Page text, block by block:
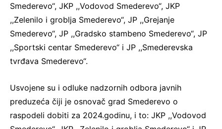
Smederevo“, JKP ,,Vodovod Smederevo“, JKP
,,Zelenilo i groblja Smederevo“, JP ,,Grejanje
Smederevo“, JP ,,Gradsko stambeno Smederevo“, JP
,,Sportski centar Smederevo“ i JP ,,Smederevska
tvrđava Smederevo“.
Usvojene su i odluke nadzornih odbora javnih
preduzeća čiji je osnovač grad Smederevo o
raspodeli dobiti za 2024.godinu, i to: JKP ,,Vodovod